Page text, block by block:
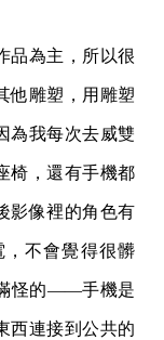
品為主，所以很
他雕塑，用雕塑
為我每次去威雙
椅，還有手機都
影像裡的角色有
，不會覺得很髒
怪的——手機是
西連接到公共的